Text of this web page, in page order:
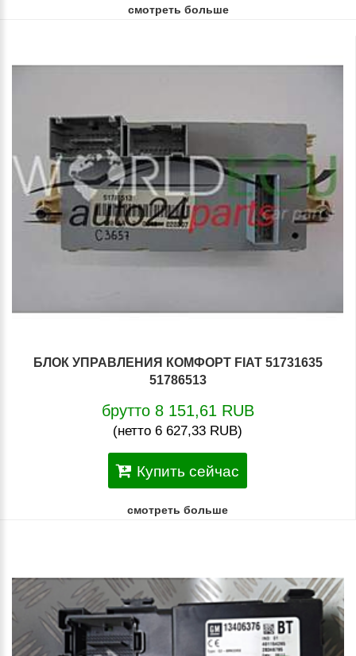
смотреть больше
БЛОК УПРАВЛЕНИЯ КОМФОРТ FIAT 51731635
51786513
брутто 8 151,61 RUB
(нетто 6 627,33 RUB)
Купить сейчас
смотреть больше